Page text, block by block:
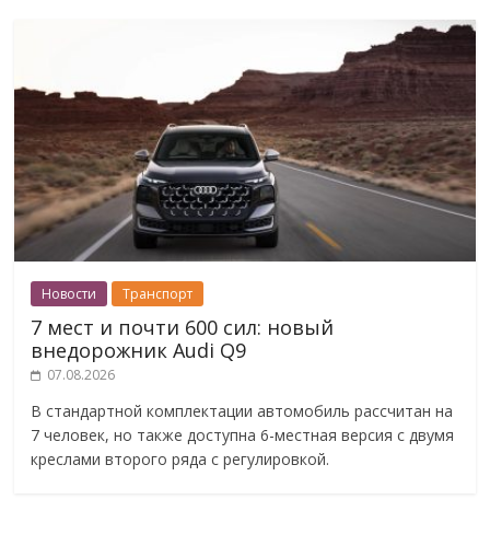
Новости Транспорт
7 мест и почти 600 сил: новый
внедорожник Audi Q9
07.08.2026
В стандартной комплектации автомобиль рассчитан на
7 человек, но также доступна 6-местная версия с двумя
креслами второго ряда с регулировкой.